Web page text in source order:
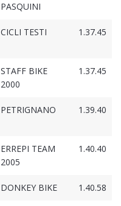
PASQUINI
CICLI TESTI 1.37.45
STAFF BIKE
2000
1.37.45
PETRIGNANO 1.39.40
ERREPI TEAM
2005
1.40.40
DONKEY BIKE 1.40.58